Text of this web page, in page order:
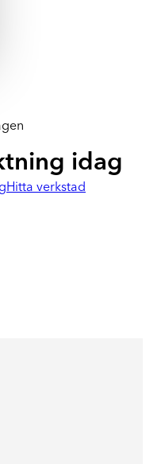
idag
Hitta verkstad